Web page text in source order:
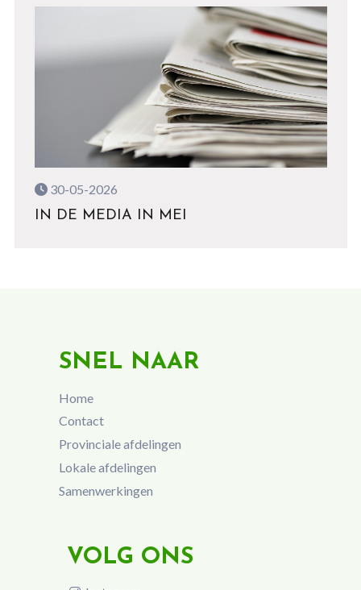
30-05-2026
IN DE MEDIA IN MEI
SNEL NAAR
Home
Contact
Provinciale afdelingen
Lokale afdelingen
Samenwerkingen
VOLG ONS